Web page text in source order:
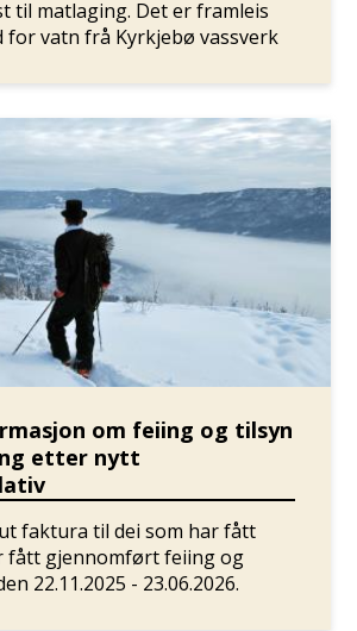
til matlaging. Det er framleis
vatn frå Kyrkjebø vassverk
om feiing og tilsyn
etter nytt
faktura til dei som har fått
fått gjennomført feiing og
22.11.2025 - 23.06.2026.